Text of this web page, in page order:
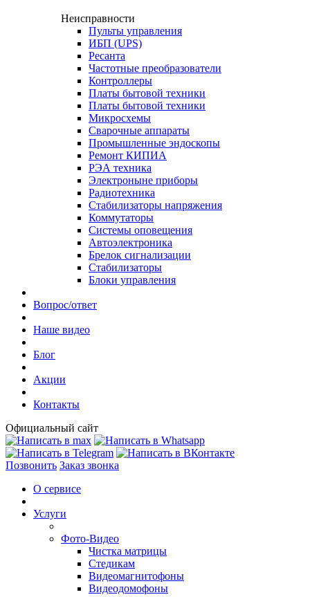
Неисправности
Пульты управления
ИБП (UPS)
Ресанта
Частотные преобразователи
Контроллеры
Платы бытовой техники
Платы бытовой техники
Микросхемы
Сварочные аппараты
Промышленные эндоскопы
Ремонт КИПИА
РЭА техника
Электроныне приборы
Радиотехника
Стабилизаторы напряжения
Коммутаторы
Системы оповещения
Автоэлектроника
Брелок сигнализации
Стабилизаторы
Блоки управления
Вопрос/ответ
Наше видео
Блог
Акции
Контакты
Официальный сайт
Позвонить Заказ звонка
О сервисе
Услуги
Фото-Видео
Чистка матрицы
Стедикам
Видеомагнитофоны
Видеодомофоны